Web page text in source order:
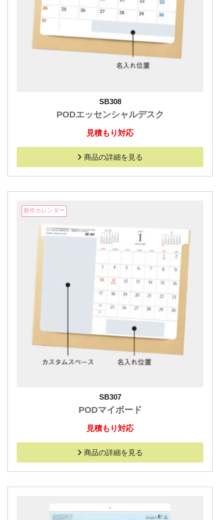
SB308
PODエッセンシャルデスク
見積もり対応
商品の詳細を見る
新作カレンダー
SB307
PODマイボード
見積もり対応
商品の詳細を見る